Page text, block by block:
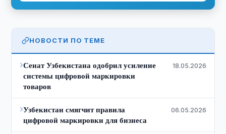
НОВОСТИ ПО ТЕМЕ
›Сенат Узбекистана одобрил усиление
системы цифровой маркировки
товаров
18.05.2026
›Узбекистан смягчит правила
цифровой маркировки для бизнеса
06.05.2026